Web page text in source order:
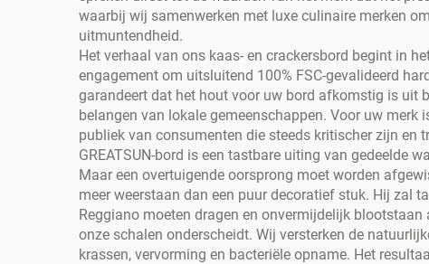
waarbij wij samenwerken met luxe culinaire merken
uitmuntendheid.
Het verhaal van ons kaas- en crackersbord begint in
engagement om uitsluitend 100% FSC-gevalideerd
garandeert dat het hout voor uw bord afkomstig is uit
belangen van lokale gemeenschappen. Voor uw
publiek van consumenten die steeds kritischer zijn en
GREATSUN-bord is een tastbare uiting van gedeelde
Maar een overtuigende oorsprong moet worden
meer weerstaan dan een puur decoratief stuk. Hij zal
Reggiano moeten dragen en onvermijdelijk
onze schalen onderscheidt. Wij versterken de
krassen, vervorming en bacteriële opname. Het